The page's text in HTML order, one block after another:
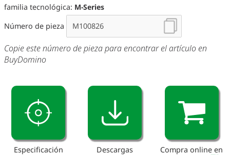
familia tecnológica: M-Series
Número de pieza
Copie este número de pieza para encontrar el artículo en
BuyDomino
Especificación Descargas
Compra online en